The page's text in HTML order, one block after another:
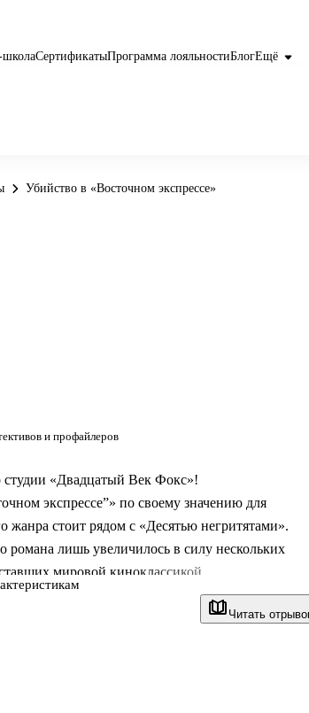
СертификатыПрограмма лояльностиБлогЕщё
Убийство в «Восточном экспрессе»
Читать
и профайлеров
студии «Двадцатый Век Фокс»!
экспрессе”» по своему значению для
жанра стоит рядом с «Десятью негритятами».
романа лишь увеличилось в силу нескольких
мировой киноклассикой.
основано на реальных событиях. Но